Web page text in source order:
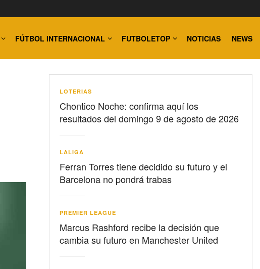
FÚTBOL INTERNACIONAL FUTBOLETOP NOTICIAS NEWS
LOTERIAS
Chontico Noche: confirma aquí los
resultados del domingo 9 de agosto de 2026
LALIGA
Ferran Torres tiene decidido su futuro y el
Barcelona no pondrá trabas
PREMIER LEAGUE
Marcus Rashford recibe la decisión que
cambia su futuro en Manchester United